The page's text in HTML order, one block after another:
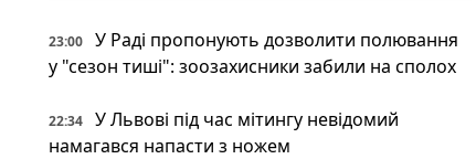
23:00
У Раді пропонують дозволити полювання
у "сезон тиші": зоозахисники забили на сполох
22:34
У Львові під час мітингу невідомий
намагався напасти з ножем